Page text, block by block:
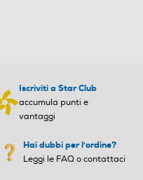
Iscriviti a Star Club
accumula punti e
vantaggi
Hai dubbi per l'ordine?
Leggi le FAQ o contattaci